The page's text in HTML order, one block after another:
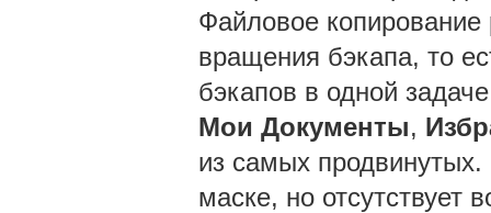
Файловое
вращения бэкапа, то
бэкапов в одной
Мои Документы,
из самых
маске, но отсутствует